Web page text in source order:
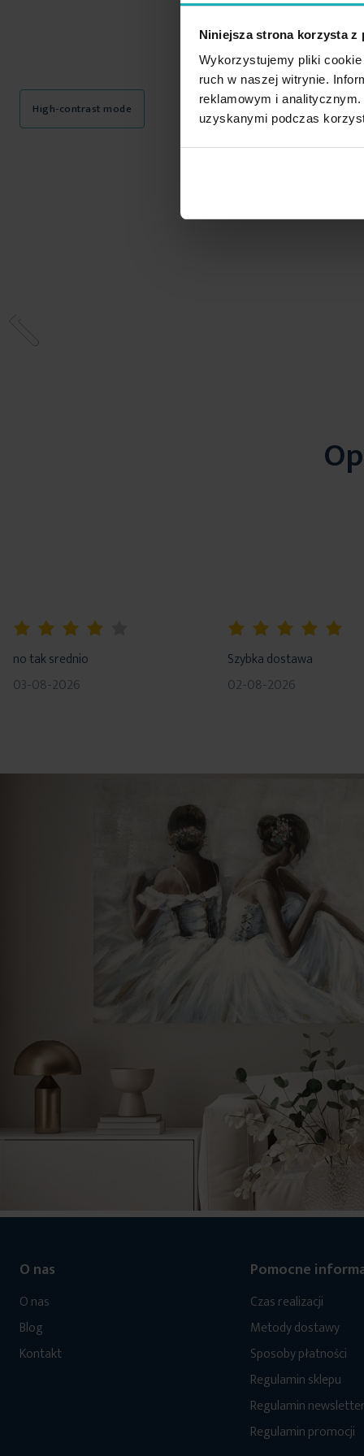
Niniejsza strona korzysta z
Wykorzystujemy pliki
ruch w naszej witrynie.
reklamowym i
uzyskanymi podczas
High-contrast mode
no tak srednio
03-08-2026
Szybka dostawa
02-08-2026
O nas
O nas
Blog
Kontakt
Pomocne
Czas realizacji
Metody dostawy
Sposoby płatności
Regulamin sklepu
Regulamin
Regulamin promocji